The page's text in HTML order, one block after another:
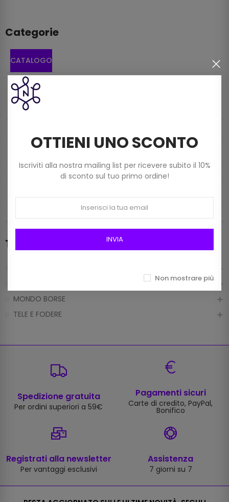
Categorie
CATALOGO
MERCERIA
FILATI
Tutti i prodotti
MONDO BORSE
TELE E FODERE
Spedizione gratuita
Per ordini superiori a 59€
Pagamenti sicuri
Carte di credito, PayPal,
Bonifico
Registrati alla newsletter
Per vantaggi esclusivi
Assistenza
7 giorni su 7
OTTIENI UNO SCONTO
Iscriviti alla nostra mailing list per ricevere subito il 10%
di sconto sul tuo primo ordine!
INVIA
Non mostrare più